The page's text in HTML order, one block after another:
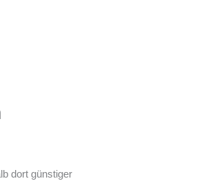
dort günstiger